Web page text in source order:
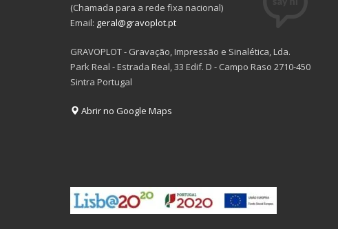
(Chamada para a rede fixa nacional)
Email: geral@gravoplot.pt
GRAVOPLOT - Gravação, Impressão e Sinalética, Lda.
Park Real - Estrada Real, 33 Edif. D - Campo Raso 2710-450
Sintra Portugal
Abrir no Google Maps